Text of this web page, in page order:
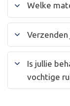
Welke
Is jullie
vochtige